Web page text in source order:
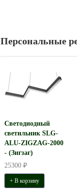
Персональные
Светодиодный
светильник SLG-
ALU-ZIGZAG-2000
- (Зигзаг)
25300 ₽
+ В корзину